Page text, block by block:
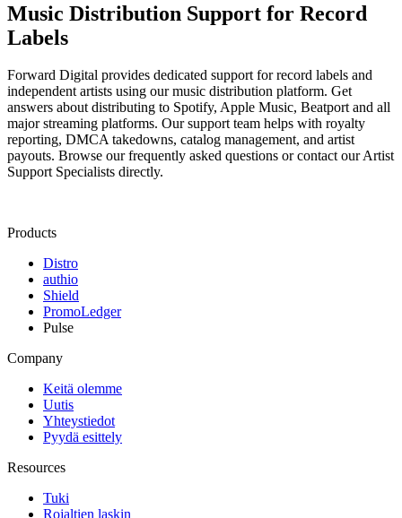
Music Distribution Support for Record
Labels
Forward Digital provides dedicated support for record labels and
independent artists using our music distribution platform. Get
answers about distributing to Spotify, Apple Music, Beatport and all
major streaming platforms. Our support team helps with royalty
reporting, DMCA takedowns, catalog management, and artist
payouts. Browse our frequently asked questions or contact our Artist
Support Specialists directly.
Products
Distro
authio
Shield
PromoLedger
Pulse
Company
Keitä olemme
Uutis
Yhteystiedot
Pyydä esittely
Resources
Tuki
Rojaltien laskin